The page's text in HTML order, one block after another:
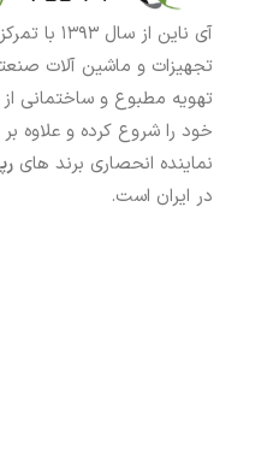
آی ناین از
تجهیزات و ماشین آلات
تهویه مطبوع و ساختمانی
خود را شروع کرده و علاوه
نماینده انحصاری برند های
در ایران است.